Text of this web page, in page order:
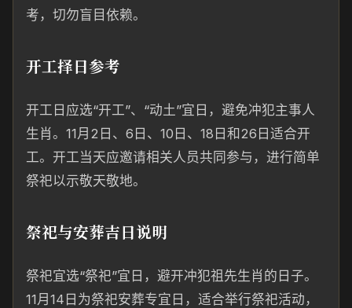
考，切勿盲目依赖。
开工择日参考
开工日应选“开工”、“动土”宜日，避免冲犯主事人
生肖。11月2日、6日、10日、18日和26日适合开
工。开工当天应邀请相关人员共同参与，进行简单
祭祀以示敬天敬地。
祭祀与安葬吉日说明
祭祀宜选“祭祀”宜日，避开冲犯祖先生肖的日子。
11月14日为祭祀安葬专宜日，适合举行祭祀活动，